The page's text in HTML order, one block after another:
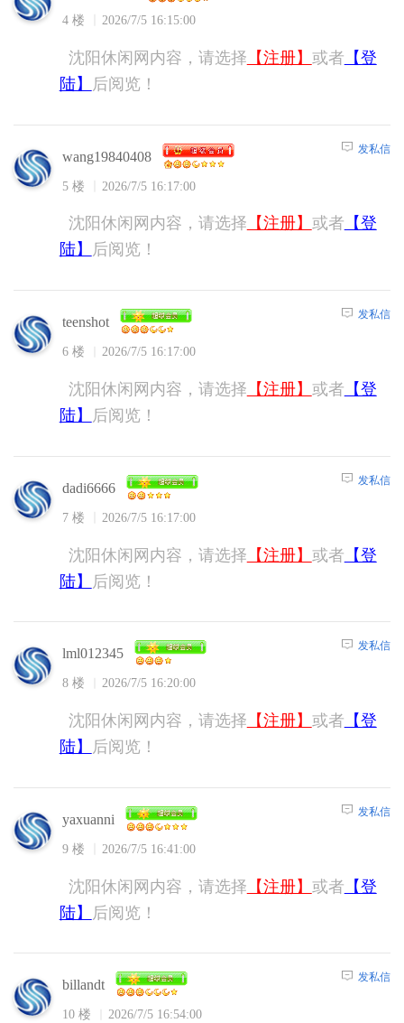
4 楼 2026/7/5 16:15:00
沈阳休闲网内容，请选择 【注册】 或者 【登
陆】
后阅览！
wang19840408
5 楼 2026/7/5 16:17:00
发私信
沈阳休闲网内容，请选择 【注册】 或者 【登
陆】
后阅览！
teenshot
6 楼 2026/7/5 16:17:00
发私信
沈阳休闲网内容，请选择 【注册】 或者 【登
陆】
后阅览！
dadi6666
7 楼 2026/7/5 16:17:00
发私信
沈阳休闲网内容，请选择 【注册】 或者 【登
陆】
后阅览！
lml012345
8 楼 2026/7/5 16:20:00
发私信
沈阳休闲网内容，请选择 【注册】 或者 【登
陆】
后阅览！
yaxuanni
9 楼 2026/7/5 16:41:00
发私信
沈阳休闲网内容，请选择 【注册】 或者 【登
陆】
后阅览！
billandt
10 楼 2026/7/5 16:54:00
发私信